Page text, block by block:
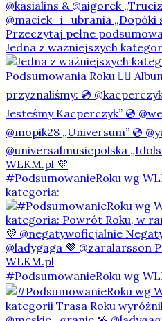
Jedna z ważniejszych
#PodsumowanieRoku wg
kategoria:
#PodsumowanieRoku wg